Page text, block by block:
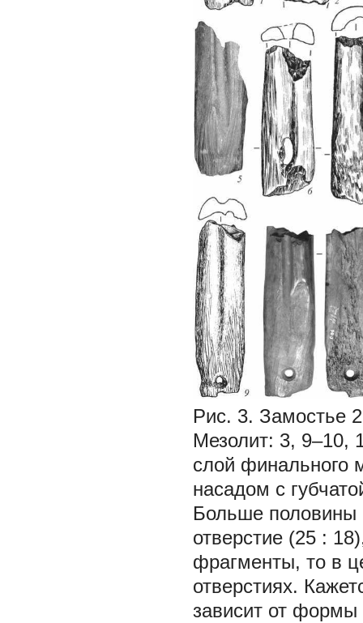
Рис. 3. Замостье
Мезолит: 3, 9–10,
слой финального
насадом с
Больше половины
отверстие (25 :
фрагменты, то в
отверстиях.
зависит от формы